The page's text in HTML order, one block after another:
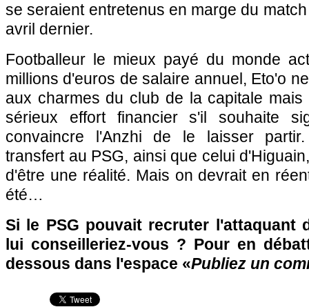
se seraient entretenus en marge du
avril dernier.
Footballeur le mieux payé du monde
millions d'euros de salaire annuel, Eto'o
aux charmes du club de la capitale
sérieux effort financier s'il souhaite
convaincre l'Anzhi de le laisser
transfert au PSG, ainsi que celui
d'être une réalité. Mais on devrait en
été…
Si le PSG pouvait recruter l'attaquant
lui conseilleriez-vous ? Pour en
dessous dans l'espace «Publiez un